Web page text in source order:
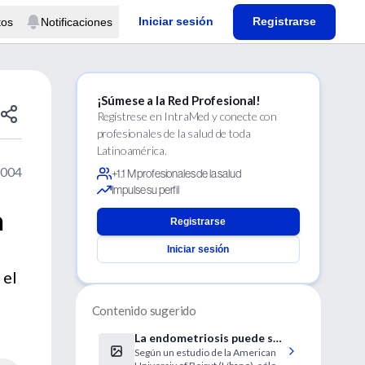
Notificaciones Iniciar sesión Registrarse
¡Súmese a la Red Profesional!
Regístrese en IntraMed y conecte con
profesionales de la salud de toda
Latinoamérica.
+1.1 M profesionales de la salud
Impulse su perfil
Registrarse
Iniciar sesión
Contenido sugerido
La endometriosis puede ser
causa de migraña
Según un estudio de la American